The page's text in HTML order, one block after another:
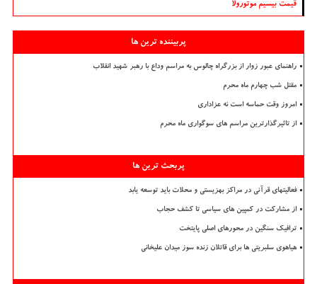
قیمت بیسیم موتورولا
پربیننده ترین ها
راهنمای عبور زوار از بزرگراه چالوس به مراسم وداع با رهبر شهید انقلاب
مقتل شب چهارم ماه محرم
امروز وقت حماسه است نه عزاداری
از تاثیرگذارترین مراسم های سوگواری ماه محرم
پربحث ترین ها
فعالیتهای قرآنی در مراکز بهزیستی و محلات باید توسعه یابد
از مشارکت در کمپین های سیاسی تا کشف حجاب
ترافیک سنگین در محورهای اصلی پایتخت
هیاهوی سلبریتی ها برای قاتلان زنده سوز میدان علیخانی